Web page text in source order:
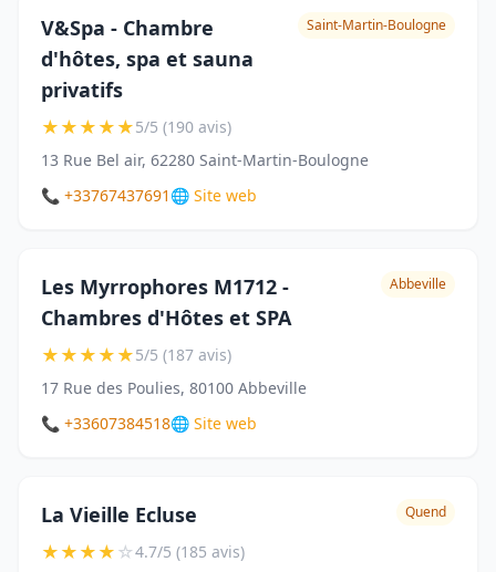
V&Spa - Chambre
d'hôtes, spa et sauna
privatifs
Saint-Martin-Boulogne
★★★★★5/5 (190 avis)
13 Rue Bel air, 62280 Saint-Martin-Boulogne
📞 +33767437691 🌐 Site web
Les Myrrophores M1712 -
Chambres d'Hôtes et SPA
Abbeville
★★★★★5/5 (187 avis)
17 Rue des Poulies, 80100 Abbeville
📞 +33607384518🌐 Site web
La Vieille Ecluse Quend
★★★★☆4.7/5 (185 avis)